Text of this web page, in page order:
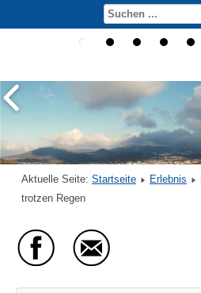
Aktuelle Seite: Startseite Erlebnis
trotzen Regen